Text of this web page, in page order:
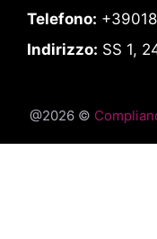
Telefono:
Indirizzo: SS 1,
@2026 ©